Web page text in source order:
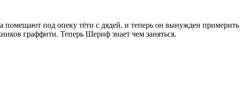
помещают под опеку тёти с дядей, и теперь он вынужден примерить
граффити. Теперь Шериф знает чем заняться.